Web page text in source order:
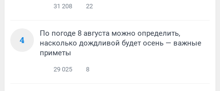
31 208 22
4
По погоде 8 августа можно определить,
насколько дождливой будет осень — важные
приметы
29 025 8